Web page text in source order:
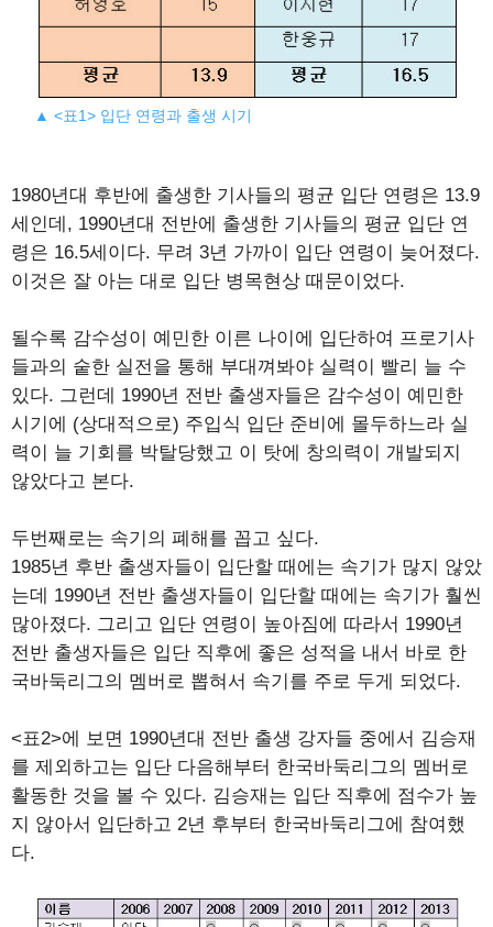
▲ <표1> 입단 연령과 출생 시기
1980년대 후반에 출생한 기사들의 평균 입단 연령은 13.9
세인데, 1990년대 전반에 출생한 기사들의 평균 입단 연
령은 16.5세이다. 무려 3년 가까이 입단 연령이 늦어졌다.
이것은 잘 아는 대로 입단 병목현상 때문이었다.
될수록 감수성이 예민한 이른 나이에 입단하여 프로기사
들과의 숱한 실전을 통해 부대껴봐야 실력이 빨리 늘 수
있다. 그런데 1990년 전반 출생자들은 감수성이 예민한
시기에 (상대적으로) 주입식 입단 준비에 몰두하느라 실
력이 늘 기회를 박탈당했고 이 탓에 창의력이 개발되지
않았다고 본다.
두번째로는 속기의 폐해를 꼽고 싶다.
1985년 후반 출생자들이 입단할 때에는 속기가 많지 않았
는데 1990년 전반 출생자들이 입단할 때에는 속기가 훨씬
많아졌다. 그리고 입단 연령이 높아짐에 따라서 1990년
전반 출생자들은 입단 직후에 좋은 성적을 내서 바로 한
국바둑리그의 멤버로 뽑혀서 속기를 주로 두게 되었다.
<표2>에 보면 1990년대 전반 출생 강자들 중에서 김승재
를 제외하고는 입단 다음해부터 한국바둑리그의 멤버로
활동한 것을 볼 수 있다. 김승재는 입단 직후에 점수가 높
지 않아서 입단하고 2년 후부터 한국바둑리그에 참여했
다.